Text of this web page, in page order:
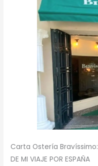
Carta Ostería
DE MI VIAJE POR ESPAÑA